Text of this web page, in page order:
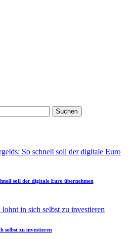
soll der digitale Euro übernehmen
selbst zu investieren